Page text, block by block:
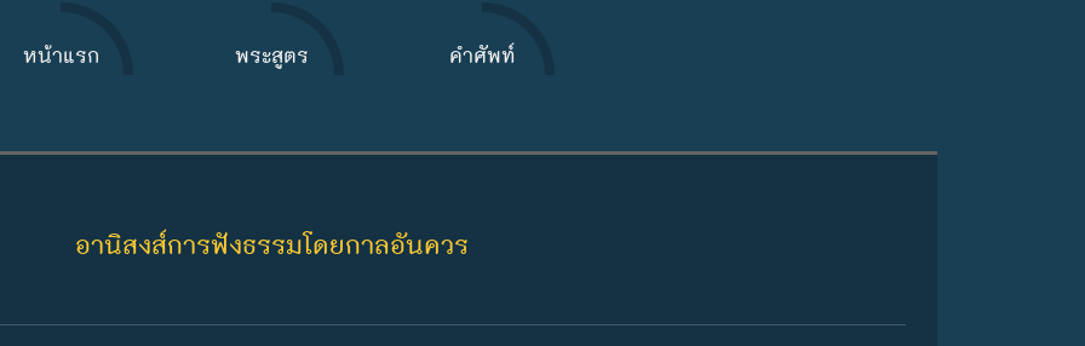
หน้าแรก พระสูตร คำศัพท์
อานิสงส์การฟังธรรมโดยกาลอันควร